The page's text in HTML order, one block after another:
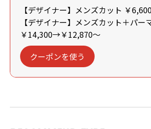
【デザイナー】メンズカット ￥
【デザイナー】メンズカット＋パー
￥14,300→￥12,870～
クーポンを使う